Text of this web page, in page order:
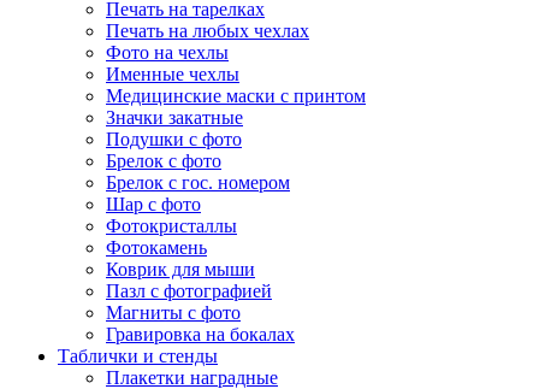
Печать на тарелках
Печать на любых чехлах
Фото на чехлы
Именные чехлы
Медицинские маски с принтом
Значки закатные
Подушки с фото
Брелок с фото
Брелок с гос. номером
Шар с фото
Фотокристаллы
Фотокамень
Коврик для мыши
Пазл с фотографией
Магниты с фото
Гравировка на бокалах
Таблички и стенды
Плакетки наградные